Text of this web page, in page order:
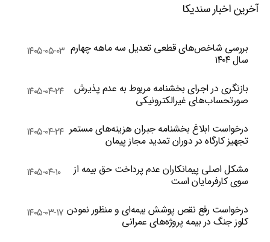
آخرین اخبار سندیکا
بررسی شاخص‌های قطعی تعدیل سه ماهه چهارم
سال ۱۴۰۴
۱۴۰۵-۰۵-۰۳
بازنگری در اجرای بخشنامه مربوط به عدم پذیرش
صورتحساب‌های غیرالکترونیکی
۱۴۰۵-۰۴-۲۴
درخواست ابلاغ بخشنامه جبران هزینه‌های مستمر
تجهیز کارگاه در دوران تمدید مجاز پیمان
۱۴۰۵-۰۴-۲۴
مشکل اصلی پیمانکاران عدم پرداخت حق بیمه از
سوی کارفرمایان است
۱۴۰۵-۰۴-۱۰
درخواست رفع نقص پوشش بیمه‌ای و منظور نمودن
کلوز جنگ در بیمه پروژه‌های عمرانی
۱۴۰۵-۰۳-۱۷